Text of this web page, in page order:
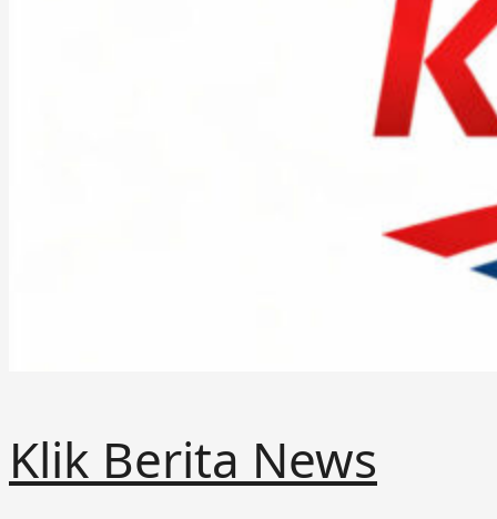
Klik Berita News